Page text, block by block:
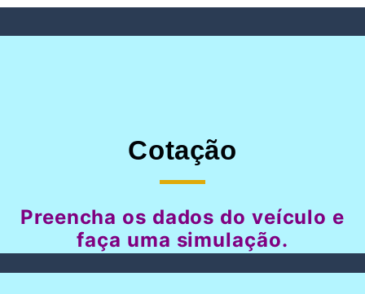
Cotação
Preencha os dados do veículo e
faça uma simulação.